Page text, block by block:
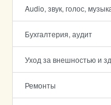
Audio, звук, голос,
Бухгалтерия, аудит
Уход за внешностью и
Ремонты